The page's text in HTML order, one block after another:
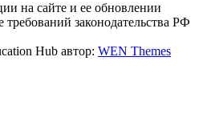
на сайте и ее обновлении
требований законодательства РФ
Hub автор: WEN Themes